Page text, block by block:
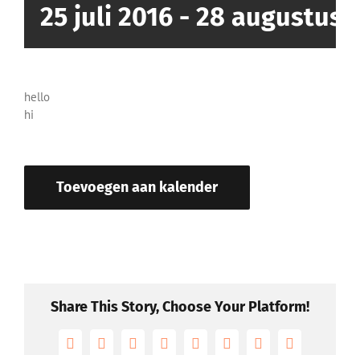
25 juli 2016 - 28 augustus
hello
hi
Toevoegen aan kalender
Share This Story, Choose Your Platform!
Facebook
X RedditLinkedInTumblrPinterest
Vk
E-